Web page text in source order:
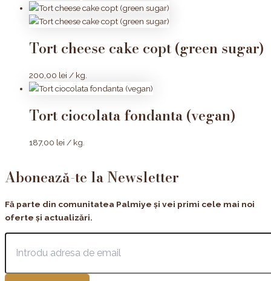
Tort cheese cake copt (green sugar)
200,00 lei / kg.
Tort ciocolata fondanta (vegan)
187,00 lei / kg.
Abonează-te la Newsletter
Fă parte din comunitatea Palmiye și vei primi cele mai noi
oferte și actualizări.